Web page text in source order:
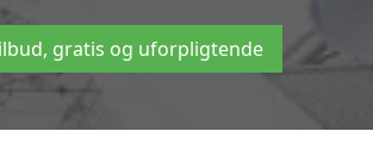
gratis og uforpligtende